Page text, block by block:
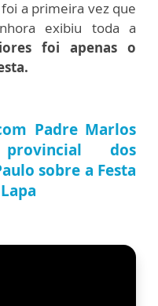
a primeira vez que
exibiu toda a
foi apenas o
Padre Marlos
dos
sobre a Festa